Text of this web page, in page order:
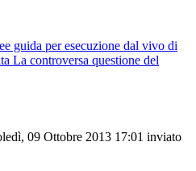
guida per esecuzione dal vivo di
La controversa questione del
09 Ottobre 2013 17:01 inviato